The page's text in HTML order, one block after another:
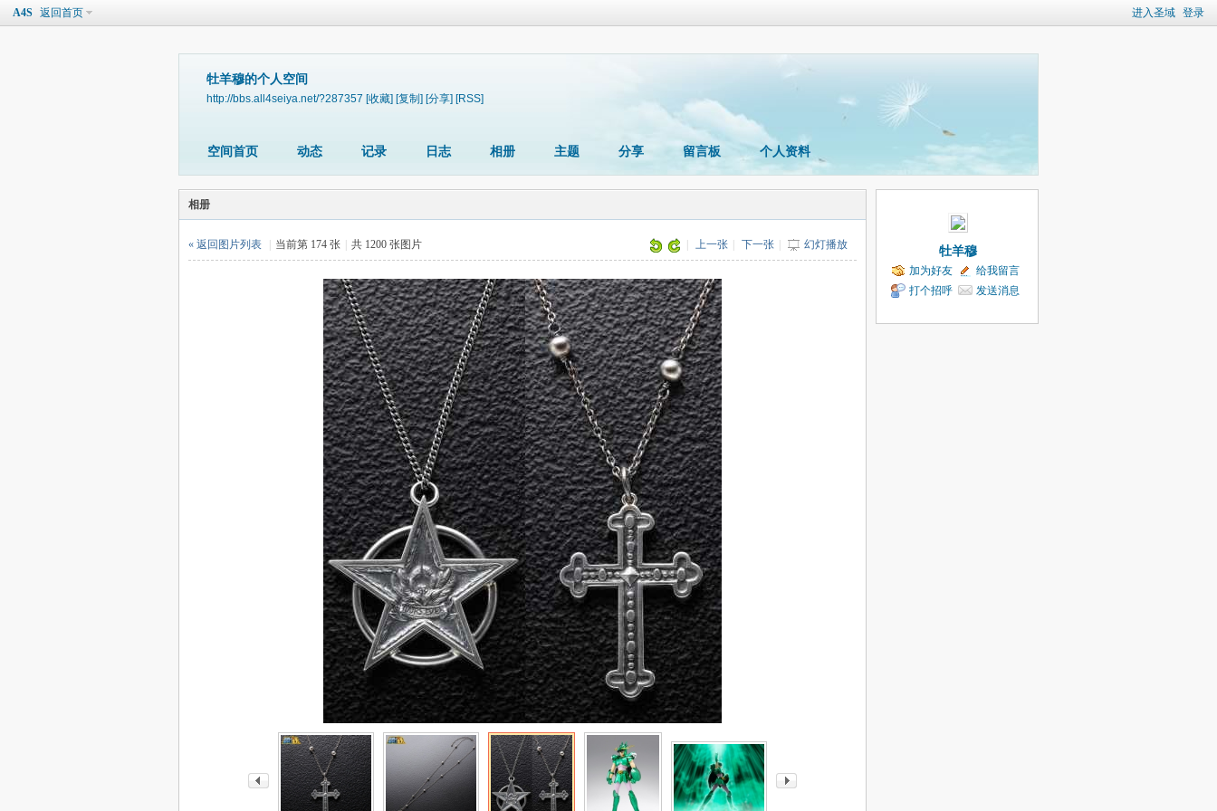
进入圣域 登录
A4S 返回首页
牡羊穆的个人空间
http://bbs.all4seiya.net/?287357 [收藏] [复制] [分享] [RSS]
空间首页 动态 记录 日志 相册 主题 分享 留言板 个人资料
相册
上一张 下一张 幻灯播放
« 返回图片列表 当前第 174 张 共 1200 张图片 牡羊穆
加为好友
给我留言
打个招呼
发送消息